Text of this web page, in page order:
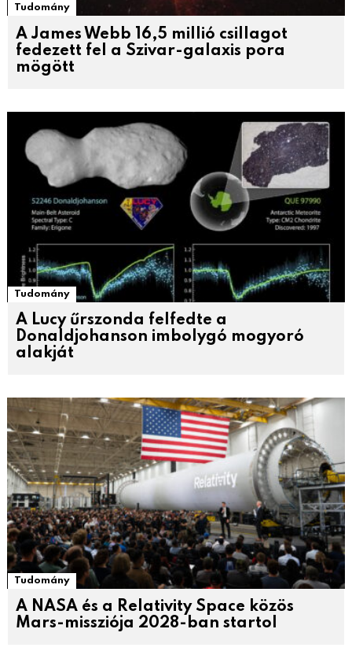
Tudomány
A James Webb 16,5 millió csillagot
fedezett fel a Szivar-galaxis pora
mögött
Tudomány
A Lucy űrszonda felfedte a
Donaldjohanson imbolygó mogyoró
alakját
Tudomány
A NASA és a Relativity Space közös
Mars-missziója 2028-ban startol